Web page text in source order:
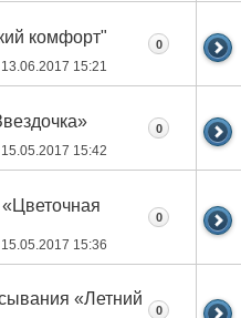
комфорт"
13.06.2017 15:21
0
15.05.2017 15:42
0
15.05.2017 15:36
0
«Летний
0